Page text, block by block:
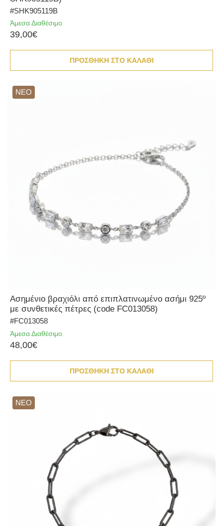
#SHK905119Β
Άμεσα Διαθέσιμο
39,00€
ΠΡΟΣΘΗΚΗ ΣΤΟ ΚΑΛΑΘΙ
ΝΕΟ
Ασημένιο βραχιόλι από επιπλατινωμένο ασήμι 925º
με συνθετικές πέτρες (code FC013058)
#FC013058
Άμεσα Διαθέσιμο
48,00€
ΠΡΟΣΘΗΚΗ ΣΤΟ ΚΑΛΑΘΙ
ΝΕΟ